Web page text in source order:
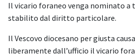
Il vicario foraneo venga nominato
stabilito dal diritto particolare.
Il Vescovo diocesano per giusta
liberamente dall’ufficio il vicario